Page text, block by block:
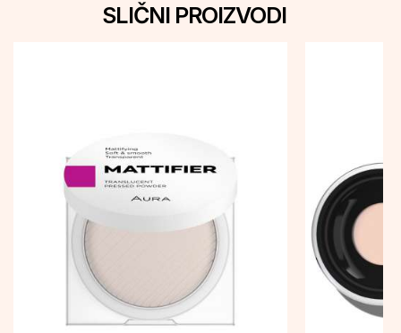
SLIČNI PROIZVODI